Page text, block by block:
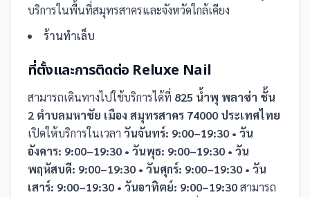
บริการในพื้นที่สมุทรสาครและจังหวัดใกล้เคียง
ร้านทำเล็บ
ที่ตั้งและการติดต่อ Reluxe Nail
สามารถเดินทางไปใช้บริการได้ที่ 825 น้ำพุ พลาซ่า ชั้น
2 ตำบลมหาชัย เมือง สมุทรสาคร 74000 ประเทศไทย
เปิดให้บริการในเวลา วันจันทร์: 9:00–19:30 • วัน
อังคาร: 9:00–19:30 • วันพุธ: 9:00–19:30 • วัน
พฤหัสบดี: 9:00–19:30 • วันศุกร์: 9:00–19:30 • วัน
เสาร์: 9:00–19:30 • วันอาทิตย์: 9:00–19:30สามารถ